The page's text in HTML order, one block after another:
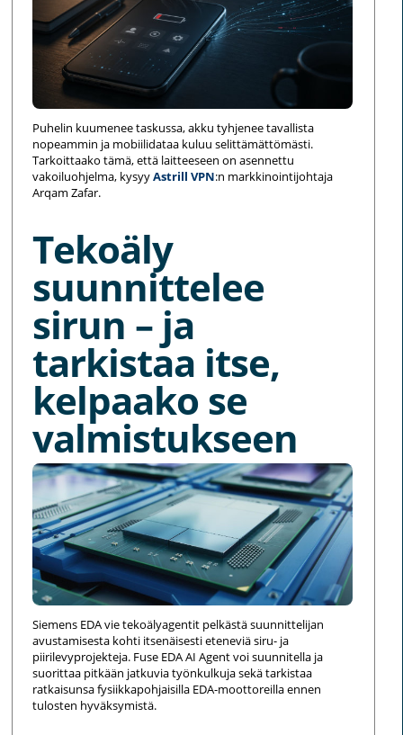
Puhelin kuumenee taskussa, akku tyhjenee tavallista
nopeammin ja mobiilidataa kuluu selittämättömästi.
Tarkoittaako tämä, että laitteeseen on asennettu
vakoiluohjelma, kysyyAstrill VPN:n markkinointijohtaja
Arqam Zafar.
Tekoäly
suunnittelee
sirun – ja
tarkistaa itse,
kelpaako se
valmistukseen
Siemens EDA vie tekoälyagentit pelkästä suunnittelijan
avustamisesta kohti itsenäisesti eteneviä siru- ja
piirilevyprojekteja. Fuse EDA AI Agent voi suunnitella ja
suorittaa pitkään jatkuvia työnkulkuja sekä tarkistaa
ratkaisunsa fysiikkapohjaisilla EDA-moottoreilla ennen
tulosten hyväksymistä.